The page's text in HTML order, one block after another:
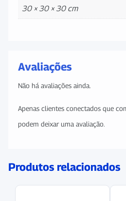
30 × 30 × 30 cm
Avaliações
Não há avaliações ainda.
Apenas clientes conectados que
podem deixar uma avaliação.
Produtos relacionados